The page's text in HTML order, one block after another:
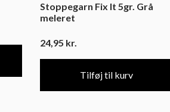
Stoppegarn Fix It 5gr. Grå
meleret
24,95 kr.
Tilføj til kurv